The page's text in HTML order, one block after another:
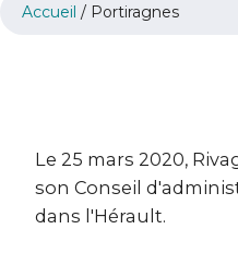
Accueil / Portiragnes
Le 25 mars 2020,
son Conseil
dans l'Hérault.